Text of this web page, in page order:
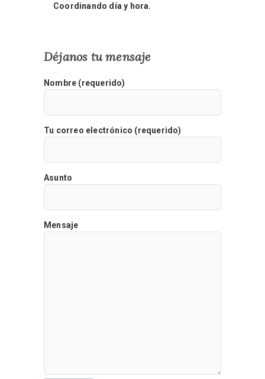
Coordinando día y hora.
Déjanos tu mensaje
Nombre (requerido)
Tu correo electrónico (requerido)
Asunto
Mensaje